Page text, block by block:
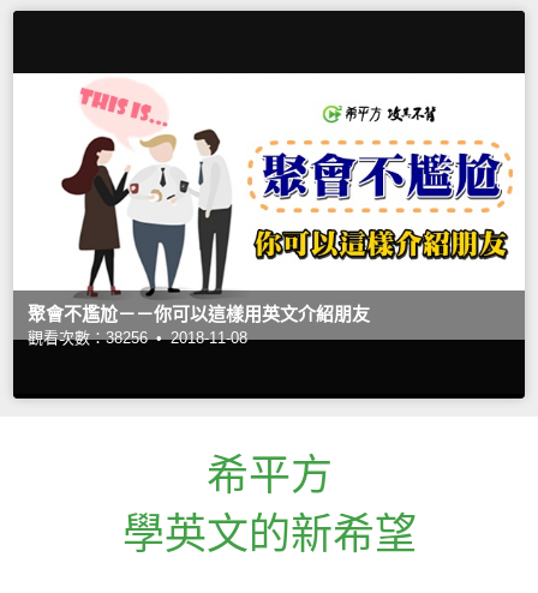
聚會不尷尬－－你可以這樣用英文介紹朋友
觀看次數：38256 • 2018-11-08
希平方
學英文的新希望